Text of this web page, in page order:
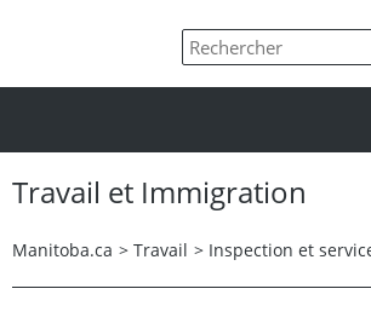
Travail et Immigration
Manitoba.ca > Travail > Inspection et